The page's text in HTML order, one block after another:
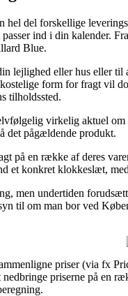
hel del forskellige
ind i din kalender.
Blue.
lejlighed eller hus eller
form for fragt vil
tilholdssted.
virkelig aktuel
det pågældende produkt.
på en række af deres
et konkret klokkeslæt,
men undertiden
til om man bor ved
priser (via fx
priserne på en